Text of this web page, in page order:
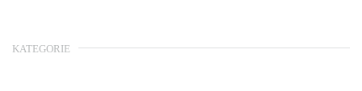
KATEGORIE